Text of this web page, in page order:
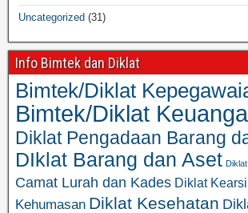
Uncategorized (31)
Info Bimtek dan Diklat
Bimtek/Diklat
Bimtek/Diklat
Diklat Pengadaan Barang
DIklat Barang dan Aset
Camat Lurah dan Kades Diklat
Kehumasan Diklat Kesehatan